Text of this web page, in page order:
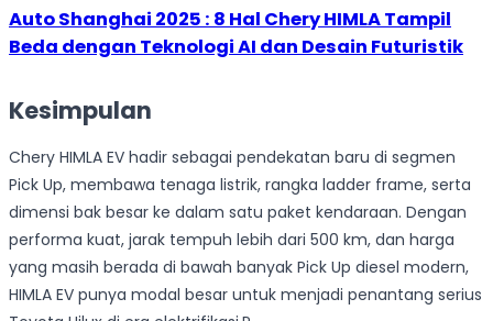
Auto Shanghai 2025 : 8 Hal Chery HIMLA Tampil
Beda dengan Teknologi AI dan Desain Futuristik
Kesimpulan
Chery HIMLA EV hadir sebagai pendekatan baru di segmen
Pick Up, membawa tenaga listrik, rangka ladder frame, serta
dimensi bak besar ke dalam satu paket kendaraan. Dengan
performa kuat, jarak tempuh lebih dari 500 km, dan harga
yang masih berada di bawah banyak Pick Up diesel modern,
HIMLA EV punya modal besar untuk menjadi penantang serius